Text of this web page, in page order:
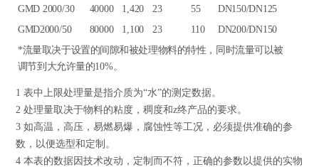
GMD 2000/30 40000 1,420 23 55
DN150/DN125
GMD2000/50 80000 1,100 23 110
DN200/DN150
*流量取决于设置的间隙和被处理物料的特性，同时流量可以被
调节到大允许量的10%。
1 表中上限处理量是指介质为“水”的测定数据。
2 处理量取决于物料的粘度，稠度和z终产品的要求。
3 如高温，高压，易燃易爆，腐蚀性等工况，必须提供准确的参
数，以便选型和定制。
4 本表的数据因技术改动，定制而不符，正确的参数以提供的实物